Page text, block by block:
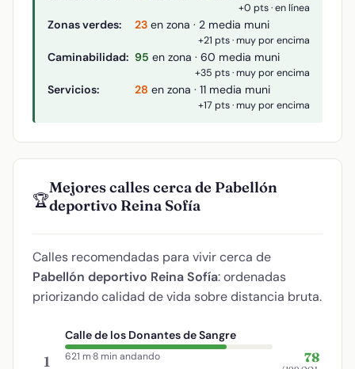
+0 pts · en línea
Zonas verdes: 23 en zona · 2 media muni
+21 pts · muy por encima
Caminabilidad: 95 en zona · 60 media muni
+35 pts · muy por encima
Servicios: 28 en zona · 11 media muni
+17 pts · muy por encima
🏆
Mejores calles cerca de Pabellón
deportivo Reina Sofía
Calles recomendadas para vivir cerca de
Pabellón deportivo Reina Sofía: ordenadas
priorizando calidad de vida sobre distancia bruta.
1
Calle de los Donantes de Sangre
621 m·8 min andando 78